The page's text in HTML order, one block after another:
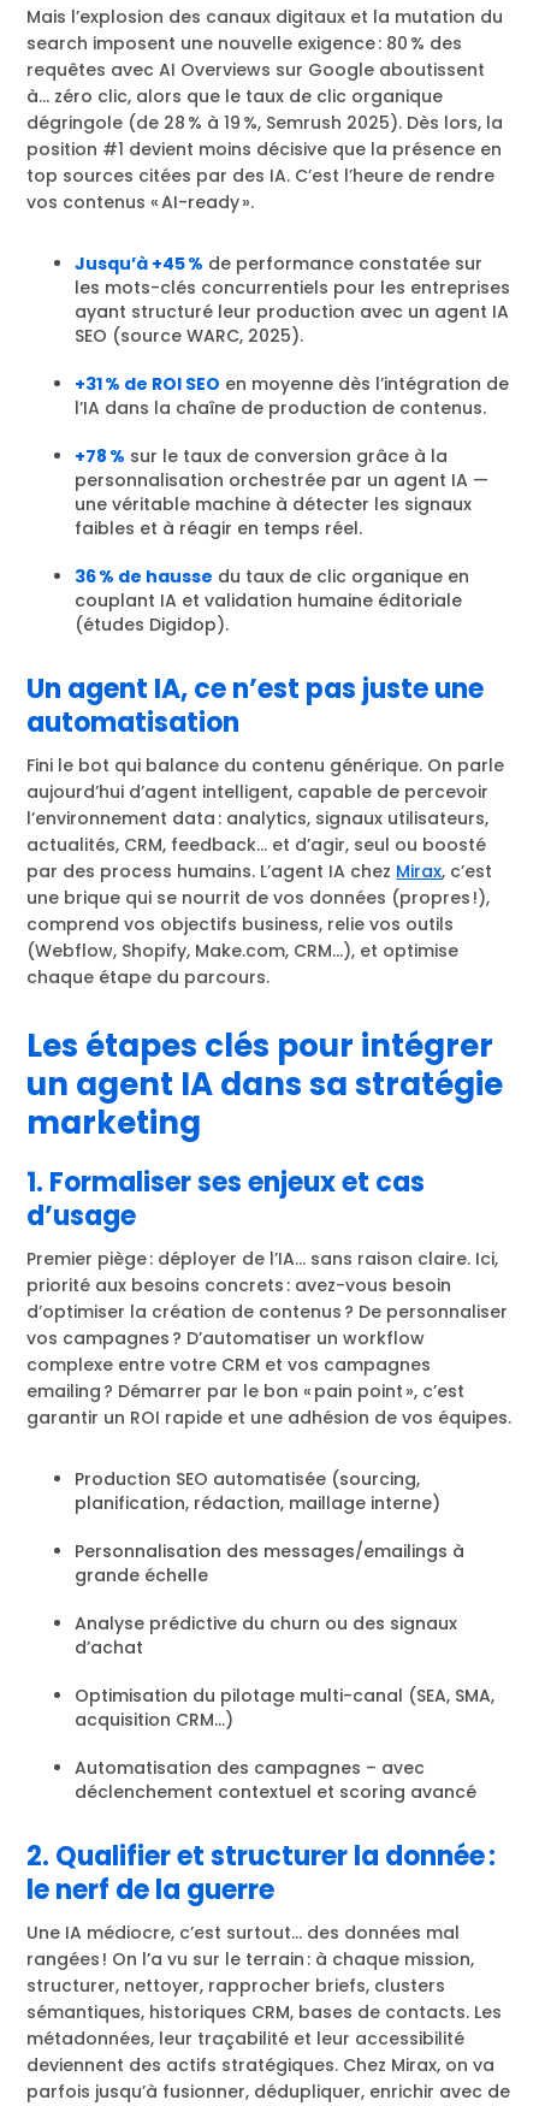
Mais l’explosion des canaux digitaux et la mutation du
search imposent une nouvelle exigence : 80 % des
requêtes avec AI Overviews sur Google aboutissent
à… zéro clic, alors que le taux de clic organique
dégringole (de 28 % à 19 %, Semrush 2025). Dès lors, la
position #1 devient moins décisive que la présence en
top sources citées par des IA. C’est l’heure de rendre
vos contenus « AI-ready ».
Jusqu’à +45 % de performance constatée sur
les mots-clés concurrentiels pour les entreprises
ayant structuré leur production avec un agent IA
SEO (source WARC, 2025).
+31 % de ROI SEO en moyenne dès l’intégration de
l’IA dans la chaîne de production de contenus.
+78 % sur le taux de conversion grâce à la
personnalisation orchestrée par un agent IA —
une véritable machine à détecter les signaux
faibles et à réagir en temps réel.
36 % de hausse du taux de clic organique en
couplant IA et validation humaine éditoriale
(études Digidop).
Un agent IA, ce n’est pas juste une
automatisation
Fini le bot qui balance du contenu générique. On parle
aujourd’hui d’agent intelligent, capable de percevoir
l’environnement data : analytics, signaux utilisateurs,
actualités, CRM, feedback… et d’agir, seul ou boosté
par des process humains. L’agent IA chez Mirax, c’est
une brique qui se nourrit de vos données (propres !),
comprend vos objectifs business, relie vos outils
(Webflow, Shopify, Make.com, CRM…), et optimise
chaque étape du parcours.
Les étapes clés pour intégrer
un agent IA dans sa stratégie
marketing
1. Formaliser ses enjeux et cas
d’usage
Premier piège : déployer de l’IA… sans raison claire. Ici,
priorité aux besoins concrets : avez-vous besoin
d’optimiser la création de contenus ? De personnaliser
vos campagnes ? D’automatiser un workflow
complexe entre votre CRM et vos campagnes
emailing ? Démarrer par le bon « pain point », c’est
garantir un ROI rapide et une adhésion de vos équipes.
Production SEO automatisée (sourcing,
planification, rédaction, maillage interne)
Personnalisation des messages/emailings à
grande échelle
Analyse prédictive du churn ou des signaux
d’achat
Optimisation du pilotage multi-canal (SEA, SMA,
acquisition CRM…)
Automatisation des campagnes – avec
déclenchement contextuel et scoring avancé
2. Qualifier et structurer la donnée :
le nerf de la guerre
Une IA médiocre, c’est surtout… des données mal
rangées ! On l’a vu sur le terrain : à chaque mission,
structurer, nettoyer, rapprocher briefs, clusters
sémantiques, historiques CRM, bases de contacts. Les
métadonnées, leur traçabilité et leur accessibilité
deviennent des actifs stratégiques. Chez Mirax, on va
parfois jusqu’à fusionner, dédupliquer, enrichir avec de